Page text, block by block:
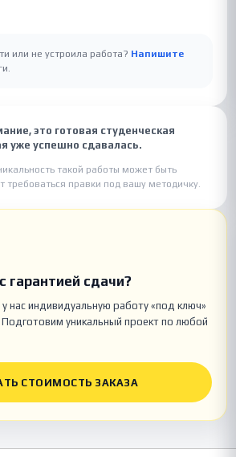
или не устроила работа? Напишите
это готовая студенческая
уже успешно сдавалась.
такой работы может быть
требоваться правки под вашу методичку.
гарантией сдачи?
нас индивидуальную работу «под ключ»
Подготовим уникальный проект по любой
СТОИМОСТЬ ЗАКАЗА